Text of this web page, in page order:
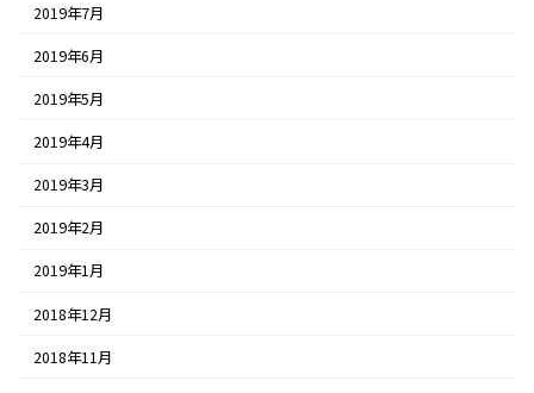
2019年7月
2019年6月
2019年5月
2019年4月
2019年3月
2019年2月
2019年1月
2018年12月
2018年11月